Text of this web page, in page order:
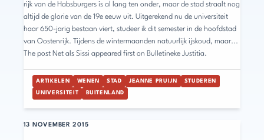
rijk van de Habsburgers is al lang ten onder, maar de stad straalt nog
altijd de glorie van de 19e eeuw uit. Uitgerekend nu de universiteit
haar 650-jarig bestaan viert, studeer ik dit semester in de hoofdstad
van Oostenrijk. Tijdens de wintermaanden natuurlijk ijskoud, maar...
The post Net als Sissi appeared first on Bulletineke Justitia.
ARTIKELEN WENEN STAD JEANNE PRUIJN STUDEREN
UNIVERSITEIT BUITENLAND
13 NOVEMBER 2015